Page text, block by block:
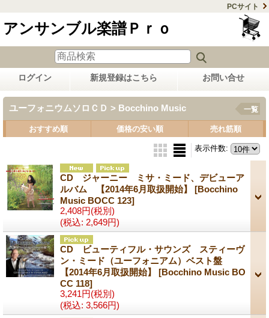
PCサイト
アンサンブル楽譜Ｐｒｏ
ログイン 新規登録はこちら お問い合せ
ユーフォニウムソロＣＤ > Bocchino Music 一覧
おすすめ順 価格の安い順 売れ筋順
表示件数:
CD ジャーニー ミサ・ミード、デビューア
ルバム 【2014年6月取扱開始】 [Bocchino
Music BOCC 123]
2,408円(税別)
(税込: 2,649円)
CD ビューティフル・サウンズ スティーヴ
ン・ミード（ユーフォニアム）ベスト盤
【2014年6月取扱開始】 [Bocchino Music BO
CC 118]
3,241円(税別)
(税込: 3,566円)